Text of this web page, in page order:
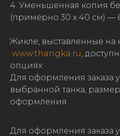
4. Уменьшенная копия
(примерно 30 х 40 см) —
Жикле, выставленные на
www.thangka.ru,
опциях.
Для оформления заказа
выбранной танка,
оформления.
Для оформления заказа